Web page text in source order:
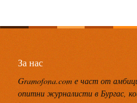
За нас
Gramofona.com е част от
опитни журналисти в Бургас,